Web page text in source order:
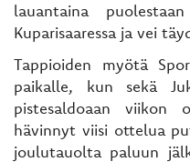
lauantaina
Kuparisaaressa ja vei
Tappioiden myötä
paikalle, kun sekä
pistesaldoaan viikon
hävinnyt viisi ottelua
joulutauolta paluun